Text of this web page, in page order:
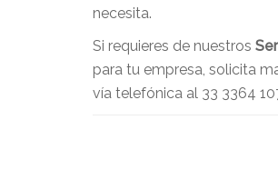
necesita.
Si requieres de nuestros
para tu empresa, solicita
vía telefónica al 33 3364